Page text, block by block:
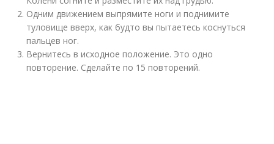
Одним движением выпрямите ноги и поднимите
туловище вверх, как будто вы пытаетесь коснуться
пальцев ног.
Вернитесь в исходное положение. Это одно
повторение. Сделайте по 15 повторений.